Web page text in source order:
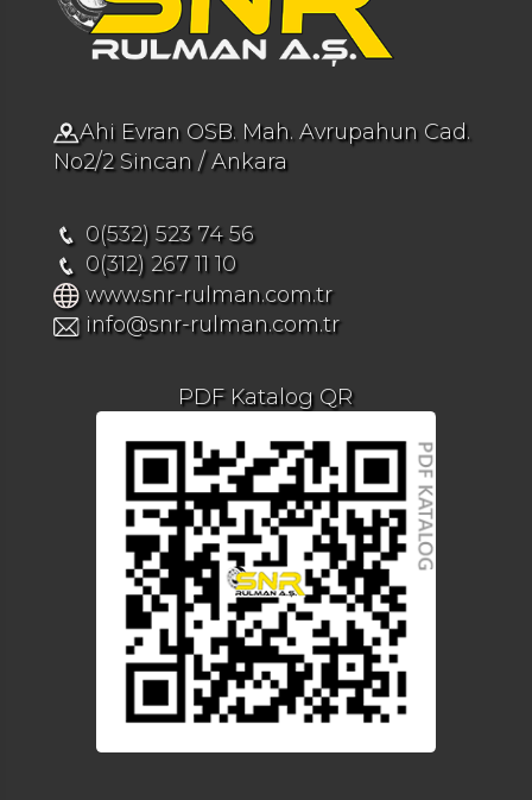
Ahi Evran OSB. Mah. Avrupahun Cad.
No2/2 Sincan / Ankara
0(532) 523 74 56
0(312) 267 11 10
www.snr-rulman.com.tr
info@snr-rulman.com.tr
PDF Katalog QR